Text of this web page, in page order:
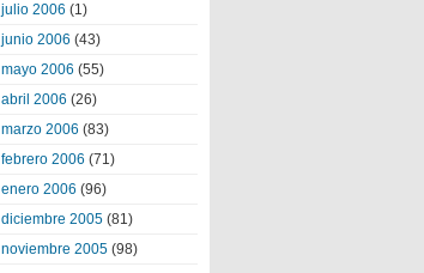
julio 2006 (1)
junio 2006 (43)
mayo 2006 (55)
abril 2006 (26)
marzo 2006 (83)
febrero 2006 (71)
enero 2006 (96)
diciembre 2005 (81)
noviembre 2005 (98)